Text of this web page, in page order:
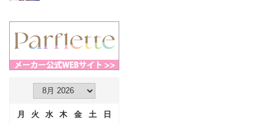
月 火 水 木 金 土
日